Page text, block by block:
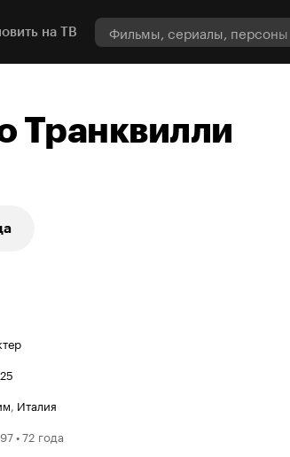
на ТВ
Транквилли
, Италия
• 72 года